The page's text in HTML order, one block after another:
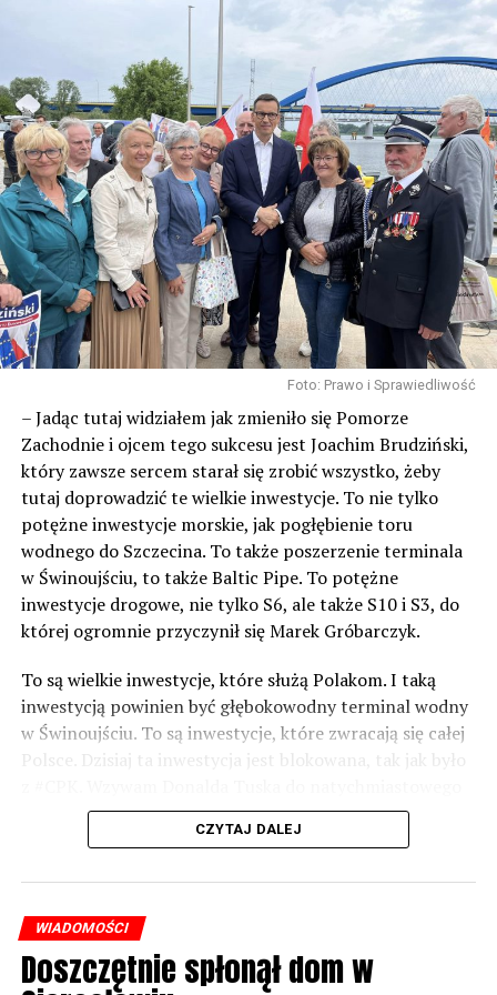
POWIĄZANE TEMATY: WOLIN
NASTĘPNY
Wolin na start. Do przebiegnięcia 5 kilometrów
NIE PRZEGAP
Karambol na wysokości Ostromic. Dwie osoby
poszkodowane
Foto: Prawo i Sprawiedliwość
– Jadąc tutaj widziałem jak zmieniło się Pomorze
Zachodnie i ojcem tego sukcesu jest Joachim Brudziński,
który zawsze sercem starał się zrobić wszystko, żeby
tutaj doprowadzić te wielkie inwestycje. To nie tylko
potężne inwestycje morskie, jak pogłębienie toru
wodnego do Szczecina. To także poszerzenie terminala
w Świnoujściu, to także Baltic Pipe. To potężne
inwestycje drogowe, nie tylko S6, ale także S10 i S3, do
której ogromnie przyczynił się Marek Gróbarczyk.
To są wielkie inwestycje, które służą Polakom. I taką
inwestycją powinien być głębokowodny terminal wodny
w Świnoujściu. To są inwestycje, które zwracają się całej
Polsce. Dzisiaj ta inwestycja jest blokowana, tak jak było
odblokowania CPK.
wykorzystać wspaniały potencjał Zachodniego Pomorza,
o którym śp. Lech Kaczyński powiedział, że jest naszą
racją stanu. Warto zagłosować na kandydatów PiS 9
czerwca, bo w Europarlamencie będą toczyły się
CZYTAJ DALEJ
WIADOMOŚCI
Doszczętnie spłonął dom w